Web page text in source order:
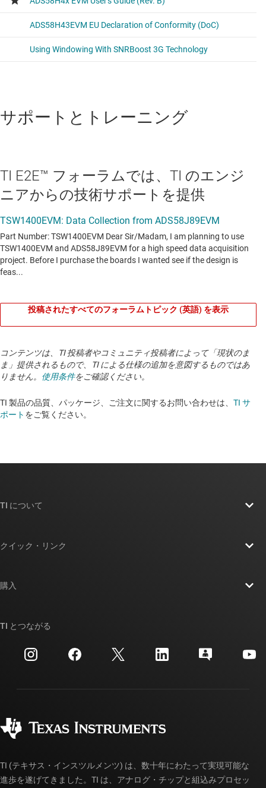
サポートとトレーニング
TI E2E™ フォーラムでは、TI のエンジ
ニアからの技術サポートを提供
投稿されたすべてのフォーラムトピック (英語) を表示
コンテンツは、TI 投稿者やコミュニティ投稿者によって「現状のま
ま」提供されるもので、TI による仕様の追加を意図するものではあ
りません。 使用条件をご確認ください。
TI 製品の品質、パッケージ、ご注文に関するお問い合わせは、 TI サ
ポート をご覧ください。
TI について
投資家向け情報
製造
クイック・リンク
クロスリファレンス検索
カスタマー・サポート・センター
myTI アカウントの FAQ
購入
ご注文に関する FAQ
TI とつながる
TI (テキサス・インスツルメンツ) は、数十年にわたって実現可能な
進歩を遂げてきました。TI は、アナログ・チップと組込みプロセッ